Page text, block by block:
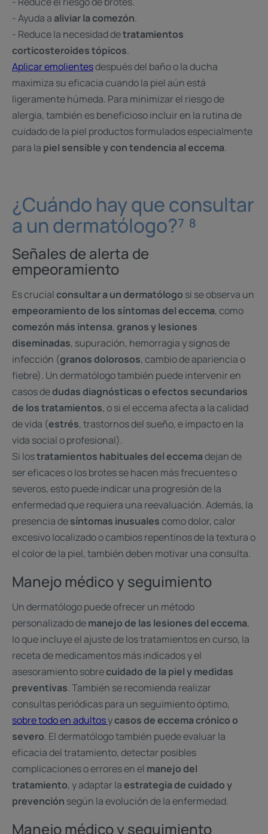
- Ayuda aaliviar la comezón.
- Reduce la necesidad detratamientos
corticosteroides tópicos.
Aplicar emolientesdespués del baño o la ducha
maximiza su eficacia cuando la piel aún está
ligeramente húmeda. Para minimizar el riesgo de
alergia, también es beneficioso incluir en la rutina de
cuidado de la piel productos formulados especialmente
para la piel sensible y con tendencia al eccema.
¿Cuándo hay que consultar
a un dermatólogo?⁷ ⁸
Señales de alerta de
empeoramiento
Es crucialconsultar a un dermatólogo si se observa un
empeoramiento de los síntomas del eccema, como
comezón más intensa,granos y lesiones
diseminadas, supuración, hemorragia y signos de
infección (granos dolorosos, cambio de apariencia o
fiebre). Un dermatólogo también puede intervenir en
casos dedudas diagnósticas o efectos secundarios
de los tratamientos, o si el eccema afecta a la calidad
de vida (estrés, trastornos del sueño, e impacto en la
vida social o profesional).
Si lostratamientos habituales del eccemadejan de
ser eficaces o los brotes se hacen más frecuentes o
severos, esto puede indicar una progresión de la
enfermedad que requiera una reevaluación. Además, la
presencia desíntomas inusualescomo dolor, calor
excesivo localizado o cambios repentinos de la textura o
el color de la piel, también deben motivar una consulta.
Manejo médico y seguimiento
Un dermatólogo puede ofrecer un método
personalizado demanejo de las lesiones del eccema,
lo que incluye el ajuste de los tratamientos en curso, la
receta de medicamentos más indicados y el
asesoramiento sobrecuidado de la piel y medidas
preventivas. También se recomienda realizar
consultas periódicas para un seguimiento óptimo,
sobre todo en adultosycasos de eccema crónico o
severo. El dermatólogo también puede evaluar la
eficacia del tratamiento, detectar posibles
complicaciones o errores en el manejo del
tratamiento, y adaptar laestrategia de cuidado y
prevención según la evolución de la enfermedad.
Manejo médico y seguimiento